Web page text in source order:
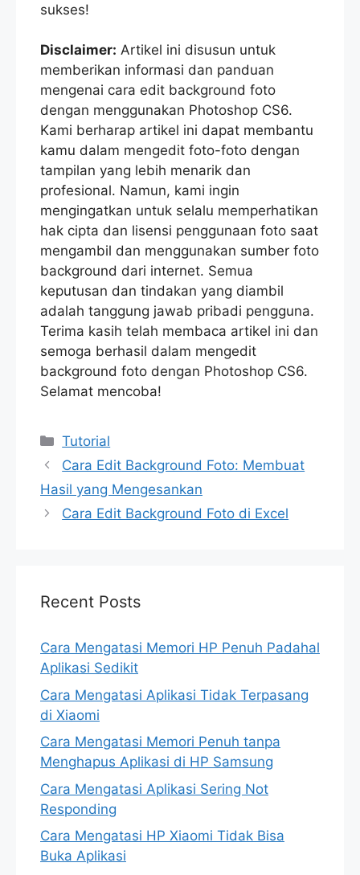
sukses!
Disclaimer: Artikel ini disusun untuk
memberikan informasi dan panduan
mengenai cara edit background foto
dengan menggunakan Photoshop CS6.
Kami berharap artikel ini dapat membantu
kamu dalam mengedit foto-foto dengan
tampilan yang lebih menarik dan
profesional. Namun, kami ingin
mengingatkan untuk selalu memperhatikan
hak cipta dan lisensi penggunaan foto saat
mengambil dan menggunakan sumber foto
background dari internet. Semua
keputusan dan tindakan yang diambil
adalah tanggung jawab pribadi pengguna.
Terima kasih telah membaca artikel ini dan
semoga berhasil dalam mengedit
background foto dengan Photoshop CS6.
Selamat mencoba!
Categories
Tutorial
Cara Edit Background Foto: Membuat
Hasil yang Mengesankan
Cara Edit Background Foto di Excel
Recent Posts
Cara Mengatasi Memori HP Penuh Padahal
Aplikasi Sedikit
Cara Mengatasi Aplikasi Tidak Terpasang
di Xiaomi
Cara Mengatasi Memori Penuh tanpa
Menghapus Aplikasi di HP Samsung
Cara Mengatasi Aplikasi Sering Not
Responding
Cara Mengatasi HP Xiaomi Tidak Bisa
Buka Aplikasi